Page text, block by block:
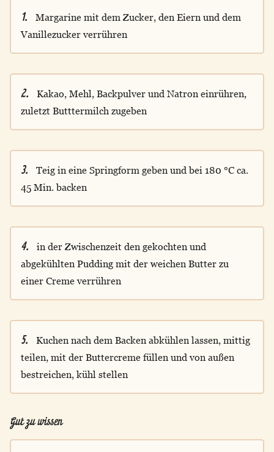
1.
Margarine mit dem Zucker, den Eiern und dem
Vanillezucker verrühren
2.
Kakao, Mehl, Backpulver und Natron einrühren,
zuletzt Butttermilch zugeben
3.
Teig in eine Springform geben und bei 180 °C ca.
45 Min. backen
4.
in der Zwischenzeit den gekochten und
abgekühlten Pudding mit der weichen Butter zu
einer Creme verrühren
5.
Kuchen nach dem Backen abkühlen lassen, mittig
teilen, mit der Buttercreme füllen und von außen
bestreichen, kühl stellen
Gut zu wissen